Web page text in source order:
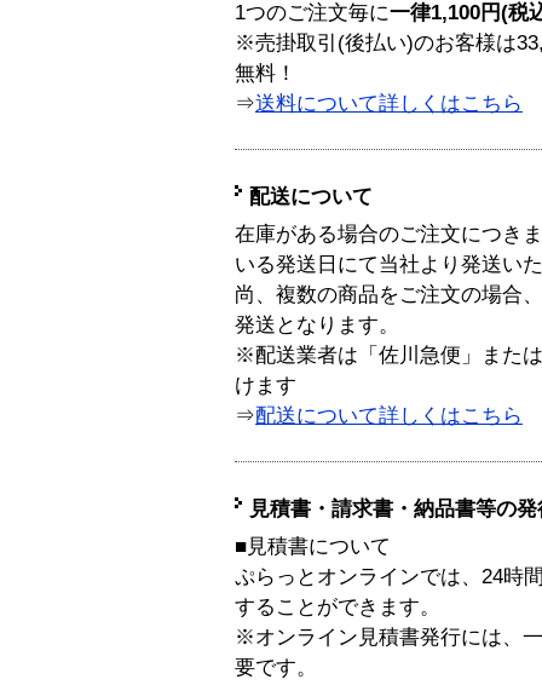
1つのご注文毎に一律1,100円(税
※売掛取引(後払い)のお客様は
無料！
⇒送料について詳しくはこちら
配送について
在庫がある場合のご注文につき
いる発送日にて当社より発送い
尚、複数の商品をご注文の場合
発送となります。
※配送業者は「佐川急便」また
けます
⇒配送について詳しくはこちら
見積書・請求書・納品書等の
■見積書について
ぷらっとオンラインでは、24時
することができます。
※オンライン見積書発行には、
要です。